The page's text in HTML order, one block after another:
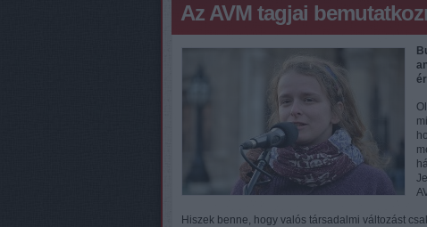
Az AVM tagjai
Hiszek benne, hogy valós társadalmi változást